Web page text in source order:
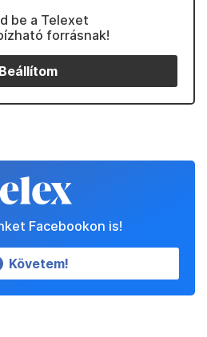
be a Telexet
forrásnak!
Beállítom
Facebookon is!
Követem!